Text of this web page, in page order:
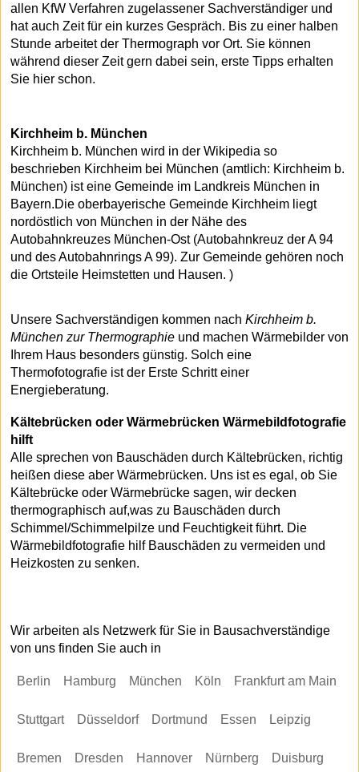
allen KfW Verfahren zugelassener Sachverständiger und
hat auch Zeit für ein kurzes Gespräch. Bis zu einer halben
Stunde arbeitet der Thermograph vor Ort. Sie können
während dieser Zeit gern dabei sein, erste Tipps erhalten
Sie hier schon.
Kirchheim b. München
Kirchheim b. München wird in der Wikipedia so
beschrieben Kirchheim bei München (amtlich: Kirchheim b.
München) ist eine Gemeinde im Landkreis München in
Bayern.Die oberbayerische Gemeinde Kirchheim liegt
nordöstlich von München in der Nähe des
Autobahnkreuzes München-Ost (Autobahnkreuz der A 94
und des Autobahnrings A 99). Zur Gemeinde gehören noch
die Ortsteile Heimstetten und Hausen. )
Unsere Sachverständigen kommen nach Kirchheim b.
München zur Thermographie und machen Wärmebilder von
Ihrem Haus besonders günstig. Solch eine
Thermofotografie ist der Erste Schritt einer
Energieberatung.
Kältebrücken oder Wärmebrücken Wärmebildfotografie
hilft
Alle sprechen von Bauschäden durch Kältebrücken, richtig
heißen diese aber Wärmebrücken. Uns ist es egal, ob Sie
Kältebrücke oder Wärmebrücke sagen, wir decken
thermographisch auf,was zu Bauschäden durch
Schimmel/Schimmelpilze und Feuchtigkeit führt. Die
Wärmebildfotografie hilf Bauschäden zu vermeiden und
Heizkosten zu senken.
Wir arbeiten als Netzwerk für Sie in Bausachverständige
von uns finden Sie auch in
Berlin Hamburg München Köln Frankfurt am Main
Stuttgart Düsseldorf Dortmund Essen Leipzig
Bremen Dresden Hannover Nürnberg Duisburg